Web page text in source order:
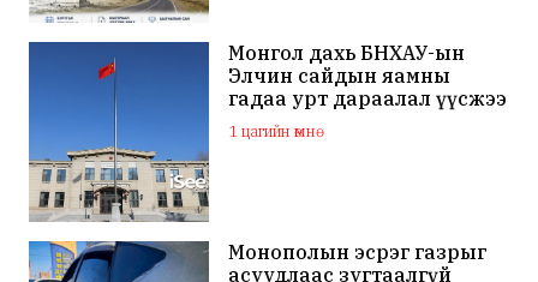
Монгол дахь БНХАУ-ын
Элчин сайдын яамны
гадаа урт дараалал үүсжээ
1 цагийн өмнө
Монополын эсрэг газрыг
асуудлаас зугтаалгүй